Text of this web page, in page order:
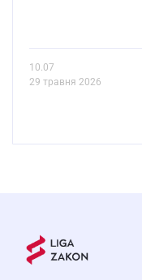
10.07
29 травня 2026